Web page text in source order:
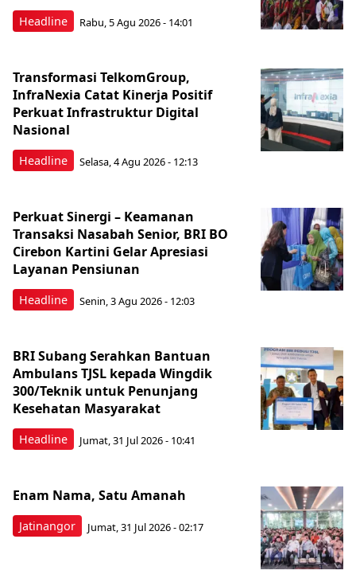
Headline Rabu, 5 Agu 2026 - 14:01
Headline
Transformasi TelkomGroup,
InfraNexia Catat Kinerja Positif
Perkuat Infrastruktur Digital
Nasional
Selasa, 4 Agu 2026 - 12:13
Headline
Perkuat Sinergi – Keamanan
Transaksi Nasabah Senior, BRI BO
Cirebon Kartini Gelar Apresiasi
Layanan Pensiunan
Senin, 3 Agu 2026 - 12:03
Headline
BRI Subang Serahkan Bantuan
Ambulans TJSL kepada Wingdik
300/Teknik untuk Penunjang
Kesehatan Masyarakat ​
Jumat, 31 Jul 2026 - 10:41
Jatinangor
Enam Nama, Satu Amanah
Jumat, 31 Jul 2026 - 02:17